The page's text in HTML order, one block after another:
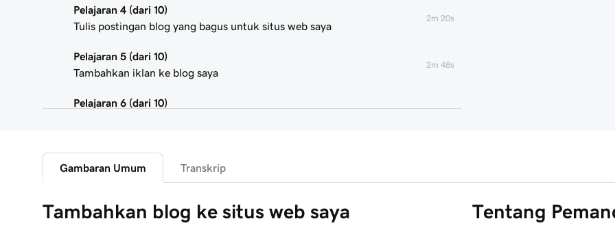
Pelajaran 4 (dari 10)
Tulis postingan blog yang bagus untuk situs web saya
2m 20s
Pelajaran 5 (dari 10)
Tambahkan iklan ke blog saya
2m 48s
Pelajaran 6 (dari 10)
2m 22s
Tambahkan tombol donasi ke blog saya
Menambahkan Blog ke Situs Web Anda
Gambaran Umum Transkrip
Tambahkan blog ke situs web saya Tentang